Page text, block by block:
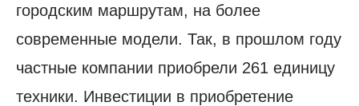
городским маршрутам, на более
современные модели. Так, в прошлом году
частные компании приобрели 261 единицу
техники. Инвестиции в приобретение